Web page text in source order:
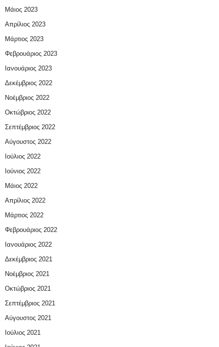
Μάιος 2023
Απρίλιος 2023
Μάρτιος 2023
Φεβρουάριος 2023
Ιανουάριος 2023
Δεκέμβριος 2022
Νοέμβριος 2022
Οκτώβριος 2022
Σεπτέμβριος 2022
Αύγουστος 2022
Ιούλιος 2022
Ιούνιος 2022
Μάιος 2022
Απρίλιος 2022
Μάρτιος 2022
Φεβρουάριος 2022
Ιανουάριος 2022
Δεκέμβριος 2021
Νοέμβριος 2021
Οκτώβριος 2021
Σεπτέμβριος 2021
Αύγουστος 2021
Ιούλιος 2021